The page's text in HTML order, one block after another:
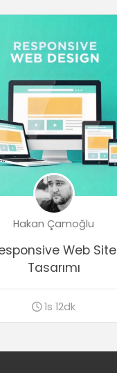
Hakan Çamoğlu
Web Site
Tasarımı
1s 12dk